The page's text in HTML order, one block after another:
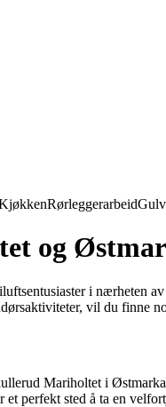
RørleggerarbeidGulv
og
i nærheten
vil du finne
Mariholtet i
perfekt sted å ta en